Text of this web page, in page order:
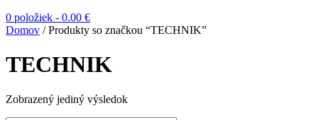
0 položiek - 0.00 €
Domov / Produkty so značkou “TECHNIK”
TECHNIK
Zobrazený jediný výsledok